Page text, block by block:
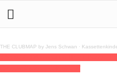
THE CLUBMAP by Jens Schwan ·